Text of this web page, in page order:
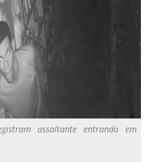
assaltante entrando em